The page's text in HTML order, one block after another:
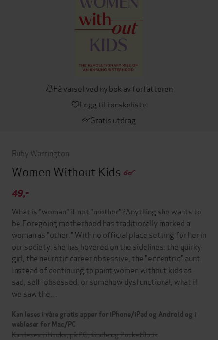
Få varsel ved ny bok av forfatteren
Legg til i ønskeliste
Gratis utdrag
Ruby Warrington
Women Without Kids
49,-
What is "woman" if not "mother"?Anything she wants to
be.Foregoing motherhood has traditionally marked a
woman as "other." With no official place setting for her in
our society, she has hovered on the sidelines: the quirky
girl, the neurotic career obsessive, the "eccentric" aunt.
Instead of continuing to paint women without kids as
sad, self-obsessed, or somehow dysfunctional, what if
we saw the…
Kan leses i våre gratis apper for iPhone/iPad og Android og i
webleser for Mac/PC
Kan leses i iBooks, på PC, Kindle og PocketBook